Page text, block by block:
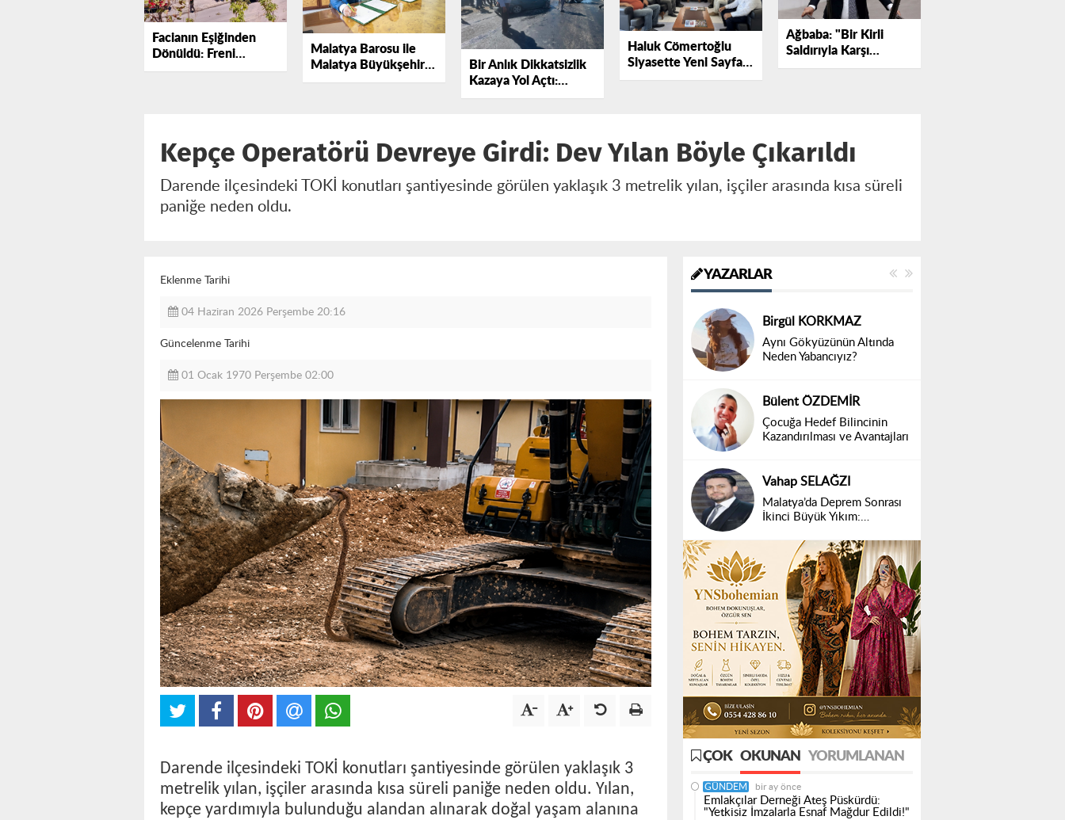
Facianın Eşiğinden
Dönüldü: Freni
Boşalan Kamyon
Malatya Barosu ile
Malatya Büyükşehir
Belediyesi Arasında
Bir Anlık Dikkatsizlik
Kazaya Yol Açtı:
Otomobil Traktöre
Haluk Cömertoğlu
Siyasette Yeni Sayfa
Açtı: Yeni Parti’ye
Ağbaba: "Bir Kirli
Saldırıyla Karşı
Karşıyayız"
Kepçe Operatörü Devreye Girdi: Dev Yılan Böyle Çıkarıldı
Darende ilçesindeki TOKİ konutları şantiyesinde görülen yaklaşık 3 metrelik yılan, işçiler arasında kısa süreli
paniğe neden oldu.
Eklenme Tarihi
04 Haziran 2026 Perşembe 20:16
Güncelenme Tarihi
01 Ocak 1970 Perşembe 02:00
Darende ilçesindeki TOKİ konutları şantiyesinde görülen yaklaşık 3
metrelik yılan, işçiler arasında kısa süreli paniğe neden oldu. Yılan,
kepçe yardımıyla bulunduğu alandan alınarak doğal yaşam alanına
YAZARLAR
Birgül KORKMAZ
Aynı Gökyüzünün Altında
Neden Yabancıyız?
Bülent ÖZDEMİR
Çocuğa Hedef Bilincinin
Kazandırılması ve Avantajları
Vahap SELAĞZI
Malatya’da Deprem Sonrası
İkinci Büyük Yıkım:
ÇOK OKUNAN YORUMLANAN
GÜNDEM bir ay önce
Emlakçılar Derneği Ateş Püskürdü:
"Yetkisiz İmzalarla Esnaf Mağdur Edildi!"